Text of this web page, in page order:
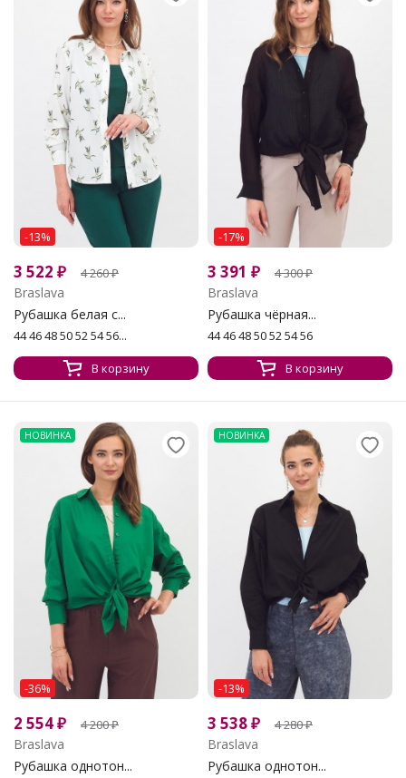
-13%
3 522 ₽ 4 260₽
Braslava
Рубашка белая с...
44 46 48 50 52 54 56...
В корзину
-17%
3 391 ₽ 4 300₽
Braslava
Рубашка чёрная...
44 46 48 50 52 54 56
В корзину
НОВИНКА
-36%
2 554₽ 4 200₽
Braslava
Рубашка однотон...
НОВИНКА
-13%
3 538₽ 4 280₽
Braslava
Рубашка однотон...